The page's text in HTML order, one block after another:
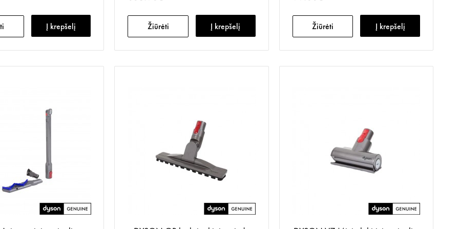
Į krepšelį Žiūrėti Į krepšelį Žiūrėti Į krepšelį